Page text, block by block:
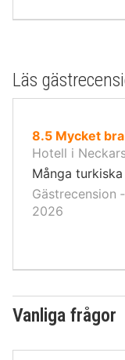
Läs
8.5av
10,
Mycket bra
Hotell i
Många
Gästrecension
2026
Vanliga frågor